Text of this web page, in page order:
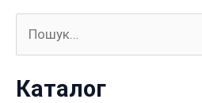
к
Каталог